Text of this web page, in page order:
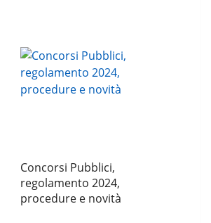
Concorsi Pubblici,
regolamento 2024,
procedure e novità